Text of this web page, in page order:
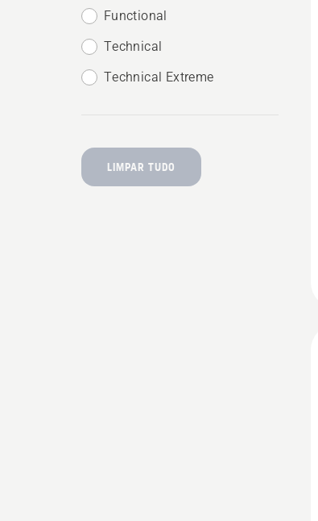
Functional
Technical
Technical Extreme
LIMPAR TUDO